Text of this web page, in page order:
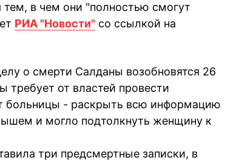
в чем они "полностью смогут
РИА "Новости" со ссылкой на
о смерти Салданы возобновятся 26
требует от властей провести
больницы - раскрыть всю информацию
и могло подтолкнуть женщину к
три предсмертные записки, в